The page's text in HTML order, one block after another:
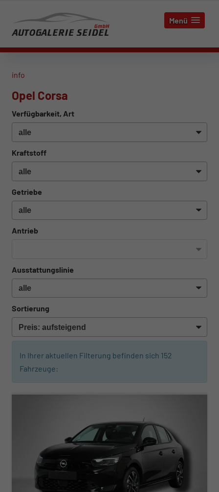
Menü
info
Opel Corsa
Verfügbarkeit, Art
Kraftstoff
Getriebe
Antrieb
Ausstattungslinie
Sortierung
In Ihrer aktuellen Filterung befinden sich 152
Fahrzeuge:
ab 185,– € mtl.